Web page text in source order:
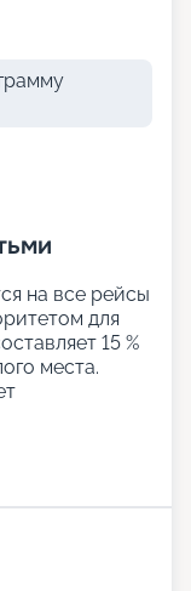
на все рейсы
для
15 %
места.